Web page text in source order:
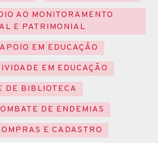
AO MONITORAMENTO
E PATRIMONIAL
EM EDUCAÇÃO
EM EDUCAÇÃO
DE BIBLIOTECA
DE ENDEMIAS
E CADASTRO